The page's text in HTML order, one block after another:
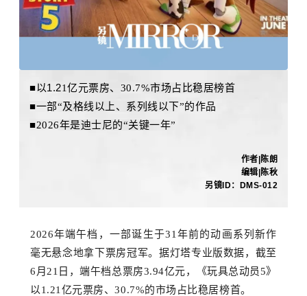
■以1.21亿元票房、 30.7%市场占比稳居榜首
■一部“及格线以上、系列线以下”的作品
■2026年是迪士尼的“关键一年”
作者|陈朗
编辑|陈秋
另镜ID：DMS-012
2026年端午档，一部诞生于31年前的动画系列新作
毫无悬念地拿下票房冠军。据灯塔专业版数据，截至
6月21日，端午档总票房3.94亿元，《玩具总动员5》
以1.21 亿元票房、30.7%的市场占比稳居榜首。